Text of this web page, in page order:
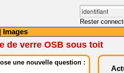
Rester
| Images
de verre OSB sous toit
une nouvelle question :